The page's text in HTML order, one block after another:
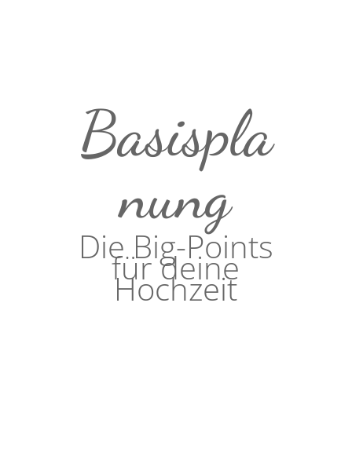
Basispla
nung
Die Big-Points
für deine
Hochzeit